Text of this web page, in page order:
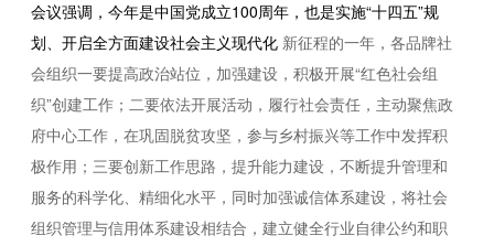
会议强调，今年是中国党成立100周年，也是实施“十四五”规
划、开启全方面建设社会主义现代化 新征程的一年，各品牌社
会组织一要提高政治站位，加强建设，积极开展“红色社会组
织”创建工作；二要依法开展活动，履行社会责任，主动聚焦政
府中心工作，在巩固脱贫攻坚，参与乡村振兴等工作中发挥积
极作用；三要创新工作思路，提升能力建设，不断提升管理和
服务的科学化、精细化水平，同时加强诚信体系建设，将社会
组织管理与信用体系建设相结合，建立健全行业自律公约和职